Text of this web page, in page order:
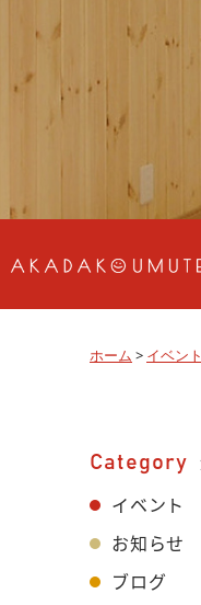
ホーム > イベント
Category
イベント
お知らせ
ブログ